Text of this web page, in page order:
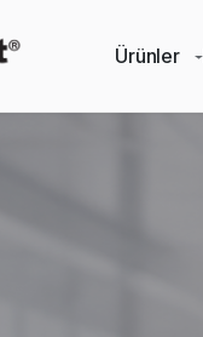
Ürünler